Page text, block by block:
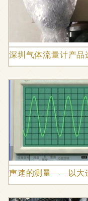
深圳气体流量计产
声速的测量——以大